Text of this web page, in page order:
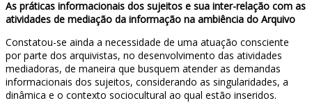
As práticas informacionais dos sujeitos e sua inter-relação com as
atividades de mediação da informação na ambiência do Arquivo
Constatou-se ainda a necessidade de uma atuação consciente
por parte dos arquivistas, no desenvolvimento das atividades
mediadoras, de maneira que busquem atender as demandas
informacionais dos sujeitos, considerando as singularidades, a
dinâmica e o contexto sociocultural ao qual estão inseridos.